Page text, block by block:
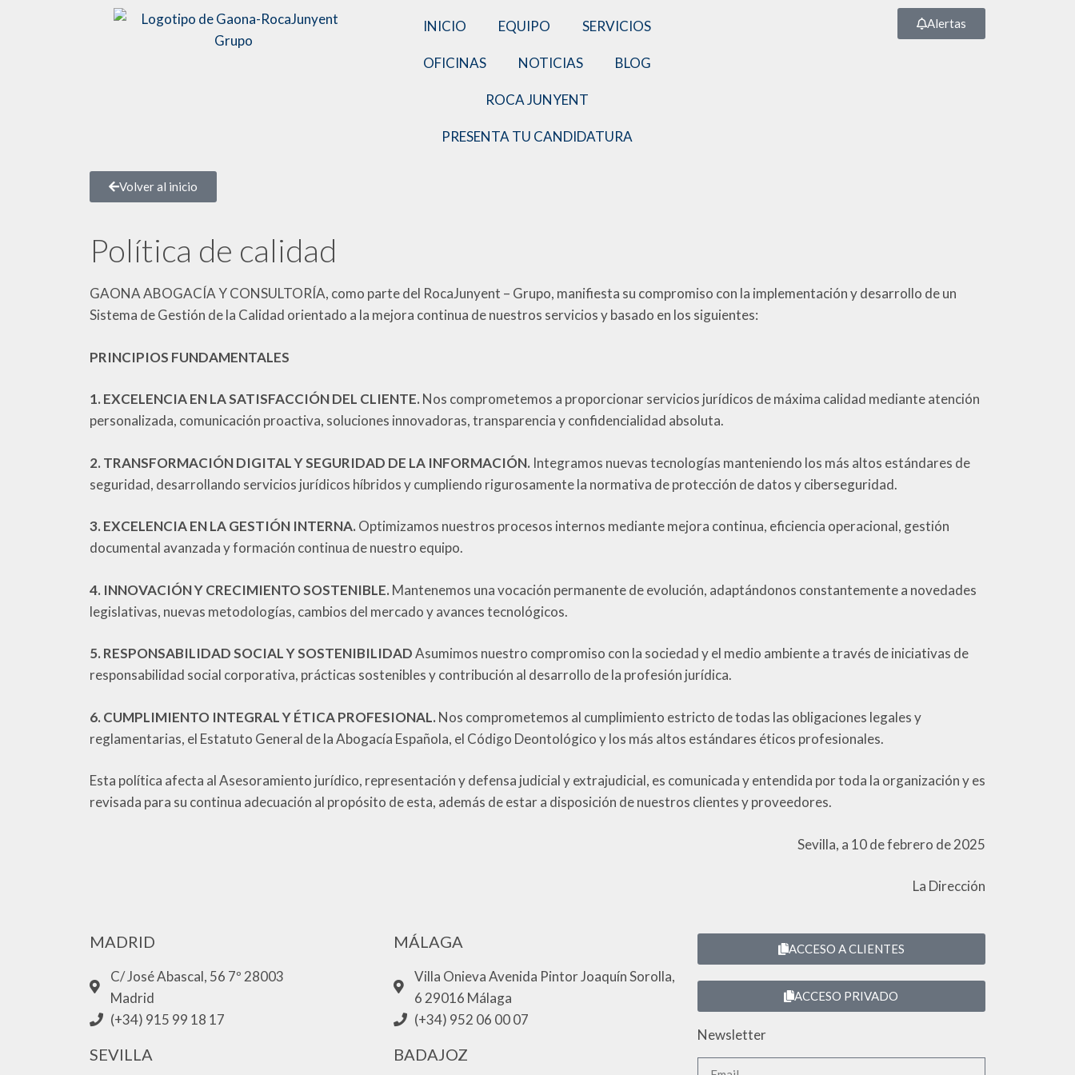
INICIO EQUIPO SERVICIOS
OFICINAS NOTICIAS BLOG
ROCA JUNYENT
PRESENTA TU CANDIDATURA
Alertas
Volver al inicio
Política de calidad
GAONA ABOGACÍA Y CONSULTORÍA, como parte del RocaJunyent – Grupo, manifiesta su compromiso con la implementación y desarrollo de un
Sistema de Gestión de la Calidad orientado a la mejora continua de nuestros servicios y basado en los siguientes:
PRINCIPIOS FUNDAMENTALES
1. EXCELENCIA EN LA SATISFACCIÓN DEL CLIENTE. Nos comprometemos a proporcionar servicios jurídicos de máxima calidad mediante atención
personalizada, comunicación proactiva, soluciones innovadoras, transparencia y confidencialidad absoluta.
2. TRANSFORMACIÓN DIGITAL Y SEGURIDAD DE LA INFORMACIÓN. Integramos nuevas tecnologías manteniendo los más altos estándares de
seguridad, desarrollando servicios jurídicos híbridos y cumpliendo rigurosamente la normativa de protección de datos y ciberseguridad.
3. EXCELENCIA EN LA GESTIÓN INTERNA. Optimizamos nuestros procesos internos mediante mejora continua, eficiencia operacional, gestión
documental avanzada y formación continua de nuestro equipo.
4. INNOVACIÓN Y CRECIMIENTO SOSTENIBLE. Mantenemos una vocación permanente de evolución, adaptándonos constantemente a novedades
legislativas, nuevas metodologías, cambios del mercado y avances tecnológicos.
5. RESPONSABILIDAD SOCIAL Y SOSTENIBILIDADAsumimos nuestro compromiso con la sociedad y el medio ambiente a través de iniciativas de
responsabilidad social corporativa, prácticas sostenibles y contribución al desarrollo de la profesión jurídica.
6. CUMPLIMIENTO INTEGRAL Y ÉTICA PROFESIONAL. Nos comprometemos al cumplimiento estricto de todas las obligaciones legales y
reglamentarias, el Estatuto General de la Abogacía Española, el Código Deontológico y los más altos estándares éticos profesionales.
Esta política afecta al Asesoramiento jurídico, representación y defensa judicial y extrajudicial, es comunicada y entendida por toda la organización y es
revisada para su continua adecuación al propósito de esta, además de estar a disposición de nuestros clientes y proveedores.
Sevilla, a 10 de febrero de 2025
La Dirección
MADRID
C/ José Abascal, 56 7º 28003
Madrid
(+34) 915 99 18 17
SEVILLA
MÁLAGA
Villa Onieva Avenida Pintor Joaquín Sorolla,
6 29016 Málaga
(+34) 952 06 00 07
BADAJOZ
ACCESO A CLIENTES
ACCESO PRIVADO
Newsletter